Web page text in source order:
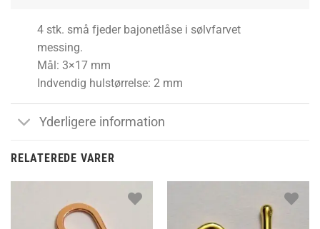
4 stk. små fjeder bajonetlåse i sølvfarvet
messing.
Mål: 3×17 mm
Indvendig hulstørrelse: 2 mm
Yderligere information
RELATEREDE VARER